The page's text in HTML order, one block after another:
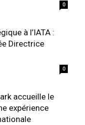
0
à l’IATA :
Directrice
0
accueille le
expérience